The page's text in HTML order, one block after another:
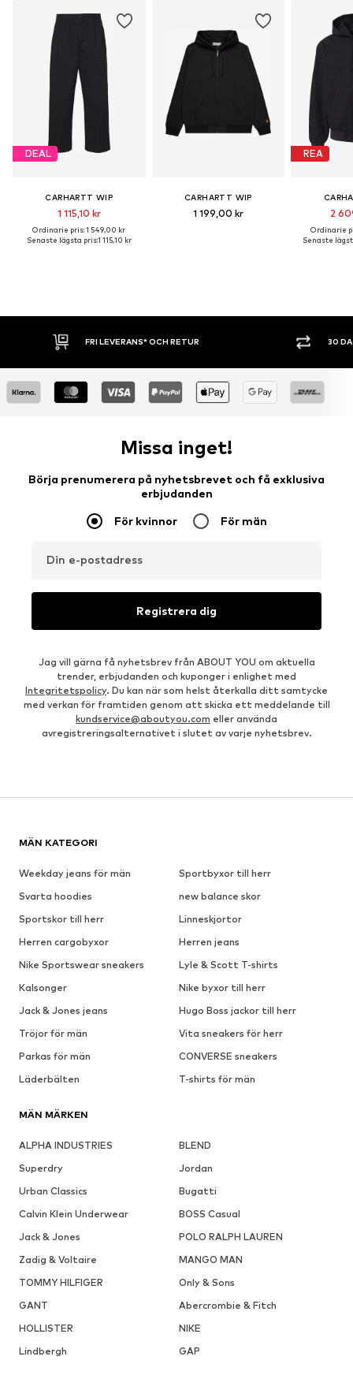
DEAL
CARHARTT WIP
1 115,10 kr
Ordinarie pris: 1 549,00 kr
Senaste lägsta pris:1 115,10 kr
CARHARTT WIP
1 199,00 kr
REA
2
Ordinarie
Senaste
FRI LEVERANS* OCH RETUR 30
Missa inget!
Börja prenumerera på nyhetsbrevet och få exklusiva
erbjudanden
För kvinnor För män
Din e-postadress
Registrera dig
Jag vill gärna få nyhetsbrev från ABOUT YOU om aktuella
trender, erbjudanden och kuponger i enlighet med
Integritetspolicy. Du kan när som helst återkalla ditt samtycke
med verkan för framtiden genom att skicka ett meddelande till
kundservice@aboutyou.com eller använda
avregistreringsalternativet i slutet av varje nyhetsbrev.
MÄN KATEGORI
Weekday jeans för män
Sportbyxor till herr
Svarta hoodies
new balance skor
Sportskor till herr
Linneskjortor
Herren cargobyxor
Herren jeans
Nike Sportswear sneakers
Lyle & Scott T-shirts
Kalsonger
Nike byxor till herr
Jack & Jones jeans
Hugo Boss jackor till herr
Tröjor för män
Vita sneakers för herr
Parkas för män
CONVERSE sneakers
Läderbälten
T-shirts för män
MÄN MÄRKEN
ALPHA INDUSTRIES
BLEND
Superdry
Jordan
Urban Classics
Bugatti
Calvin Klein Underwear
BOSS Casual
Jack & Jones
POLO RALPH LAUREN
Zadig & Voltaire
MANGO MAN
TOMMY HILFIGER
Only & Sons
GANT
Abercrombie & Fitch
HOLLISTER
NIKE
Lindbergh
GAP